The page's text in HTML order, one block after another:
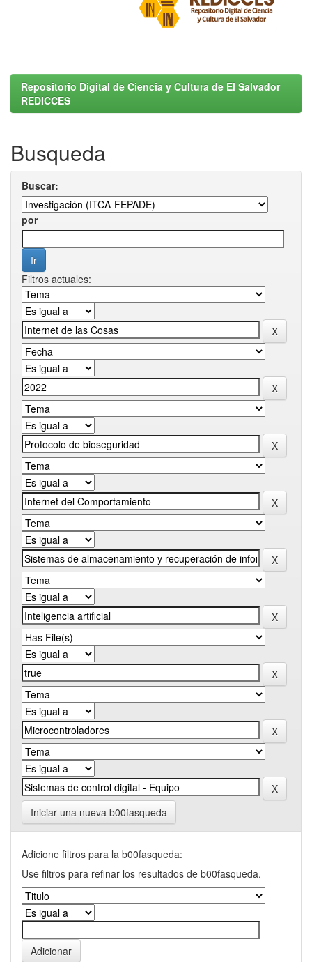
Repositorio Digital de Ciencia y Cultura de El Salvador
REDICCES
Busqueda
Buscar:
por
Filtros actuales:
Iniciar una nueva b00fasqueda
Adicione filtros para la b00fasqueda:
Use filtros para refinar los resultados de b00fasqueda.